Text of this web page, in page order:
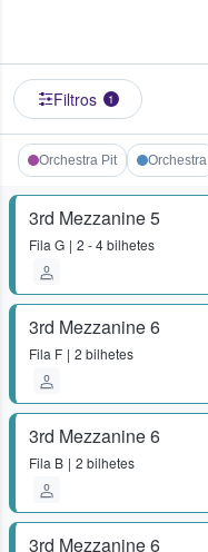
Filtros 1
Orchestra Pit Orchestra
3rd Mezzanine 5
Fila G 2 - 4 bilhetes
3rd Mezzanine 6
Fila F 2 bilhetes
3rd Mezzanine 6
Fila B 2 bilhetes
3rd Mezzanine 6